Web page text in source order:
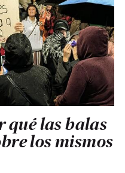
qué las balas
los mismos